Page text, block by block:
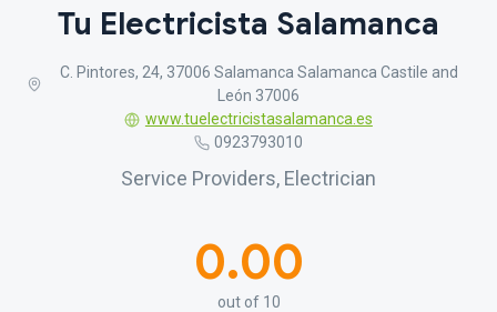
Tu Electricista Salamanca
C. Pintores, 24, 37006 Salamanca Salamanca Castile and
León 37006
www.tuelectricistasalamanca.es
0923793010
Service Providers, Electrician
0.00
out of 10